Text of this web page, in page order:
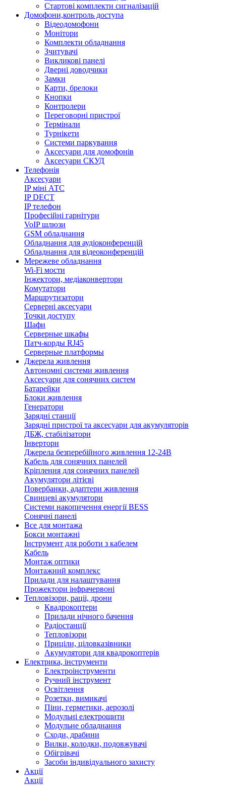
Стартові комплекти сигналізацій
Домофони,контроль доступа
Відеодомофони
Монітори
Комплекти обладнання
Зчитувачі
Викликові панелі
Дверні доводчики
Замки
Карти, брелоки
Кнопки
Контролери
Переговорні пристрої
Термінали
Турнікети
Системи паркування
Аксесуари для домофонів
Аксесуари СКУД
Телефонія
Аксесуари
IP міні АТС
IP DECT
IP телефон
Професійні гарнітури
VoIP шлюзи
GSM обладнання
Обладнання для аудіоконференцій
Обладнання для відеоконференцій
Мережеве обладнання
Wi-Fi мости
Інжектори, медіаконвертори
Комутатори
Маршрутизатори
Серверні аксесуари
Точки доступу
Шафи
Серверные шкафы
Патч-корды RJ45
Серверные платформы
Джерела живлення
Автономні системи живлення
Аксесуари для сонячних систем
Батарейки
Блоки живлення
Генератори
Зарядні станції
Зарядні пристрої та аксесуари для акумуляторів
ДБЖ, стабілізатори
Інвертори
Джерела безперебійного живлення 12-24В
Кабель для сонячних панелей
Кріплення для сонячних панелей
Акумулятори літієві
Повербанки, адаптери живлення
Свинцеві акумулятори
Системи накопичення енергії BESS
Сонячні панелі
Все для монтажа
Бокси монтажні
Інструмент для роботи з кабелем
Кабель
Монтаж оптики
Монтажний комплекс
Прилади для налаштування
Прожектори інфрачервоні
Тепловізори, раціі, дрони
Квадрокоптери
Прилади нічного бачення
Радіостанції
Тепловізори
Приціли, ціловказівники
Акумулятори для квадрокоптерів
Електрика, інструменти
Електроінструменти
Ручний інструмент
Освітлення
Розетки, вимикачі
Піни, герметики, аерозолі
Модульні електрощити
Модульне обладнання
Сходи, драбини
Вилки, колодки, подовжувачі
Обігрівачі
Засоби індивідуального захисту
Акції
Акції